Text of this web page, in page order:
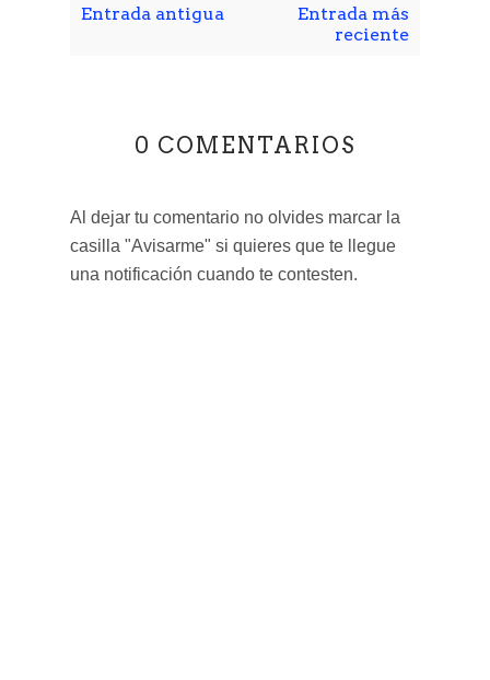
Entrada más
reciente
Entrada antigua
0 COMENTARIOS
Al dejar tu comentario no olvides marcar la
casilla "Avisarme" si quieres que te llegue
una notificación cuando te contesten.